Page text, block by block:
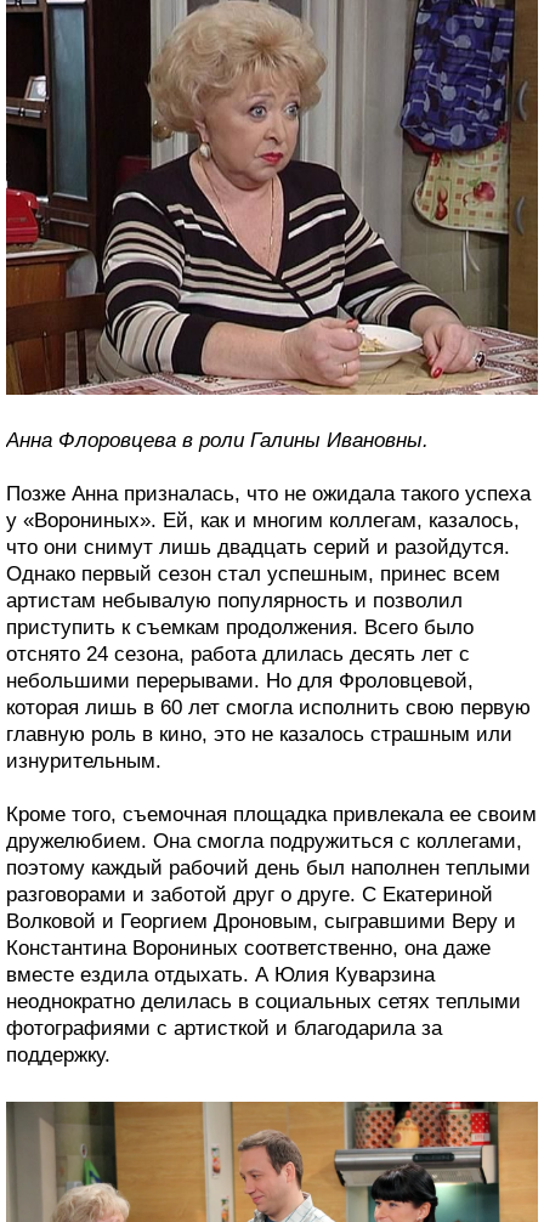
Анна Флоровцева в роли Галины Ивановны.
Позже Анна призналась, что не ожидала такого успеха
у «Ворониных». Ей, как и многим коллегам, казалось,
что они снимут лишь двадцать серий и разойдутся.
Однако первый сезон стал успешным, принес всем
артистам небывалую популярность и позволил
приступить к съемкам продолжения. Всего было
отснято 24 сезона, работа длилась десять лет с
небольшими перерывами. Но для Фроловцевой,
которая лишь в 60 лет смогла исполнить свою первую
главную роль в кино, это не казалось страшным или
изнурительным.
Кроме того, съемочная площадка привлекала ее своим
дружелюбием. Она смогла подружиться с коллегами,
поэтому каждый рабочий день был наполнен теплыми
разговорами и заботой друг о друге. С Екатериной
Волковой и Георгием Дроновым, сыгравшими Веру и
Константина Ворониных соответственно, она даже
вместе ездила отдыхать. А Юлия Куварзина
неоднократно делилась в социальных сетях теплыми
фотографиями с артисткой и благодарила за
поддержку.